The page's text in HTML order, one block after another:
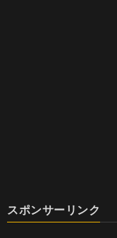
スポンサーリンク